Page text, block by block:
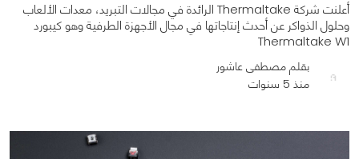
أعلنت شركة Thermaltake الرائدة في مجالات التبريد، معدات الألعاب
وحلول الذواكر عن أحدث إنتاجاتها في مجال الأجهزة الطرفية وهو كيبورد
Thermaltake W1
بقلم مصطفى عاشور
منذ 5 سنوات